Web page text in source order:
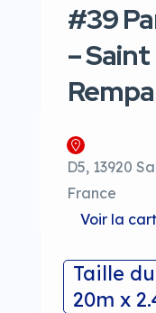
#39
–
D5, 13920
France
Voir la
Taille
20m x